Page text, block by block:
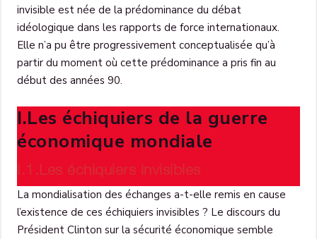
invisible est née de la prédominance du débat
idéologique dans les rapports de force internationaux.
Elle n’a pu être progressivement conceptualisée qu’à
partir du moment où cette prédominance a pris fin au
début des années 90.
I.Les échiquiers de la guerre
économique mondiale
I.1.Les échiquiers invisibles
La mondialisation des échanges a-t-elle remis en cause
l’existence de ces échiquiers invisibles ? Le discours du
Président Clinton sur la sécurité économique semble